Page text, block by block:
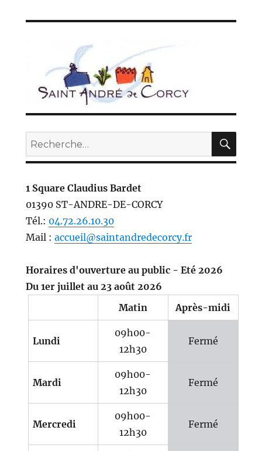
Recherche
pour :
1 Square Claudius Bardet
01390 ST-ANDRE-DE-CORCY
Tél.: 04.72.26.10.30
Mail : accueil@saintandredecorcy.fr
Horaires d'ouverture au public - Eté 2026
Du 1er juillet au 23 août 2026
Matin
Après-midi
Lundi
09h00-
12h30
Fermé
Mardi
09h00-
12h30
Fermé
Mercredi
09h00-
12h30
Fermé